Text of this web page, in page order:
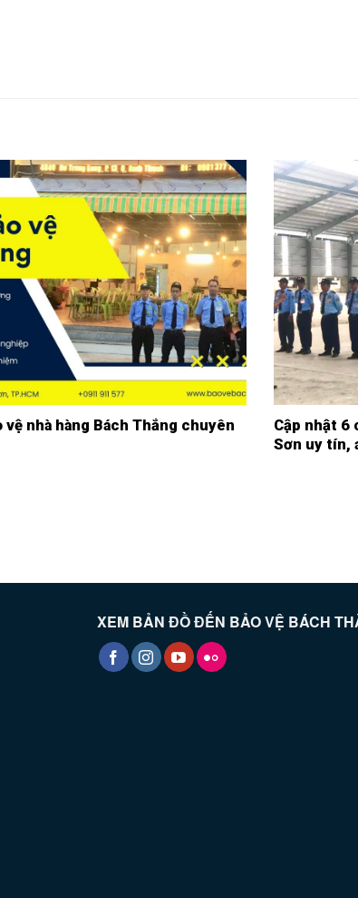
vệ nhà hàng Bách Thắng chuyên
Cập nhật 6
Sơn uy tín,
XEM BẢN ĐỒ ĐẾN BẢO VỆ BÁCH